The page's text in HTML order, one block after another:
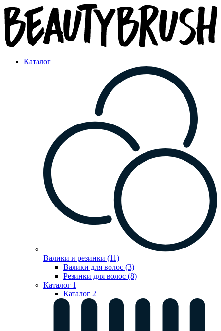
Каталог
Валики и резинки (11)
Валики для волос (3)
Резинки для волос (8)
Каталог 1
Каталог 2